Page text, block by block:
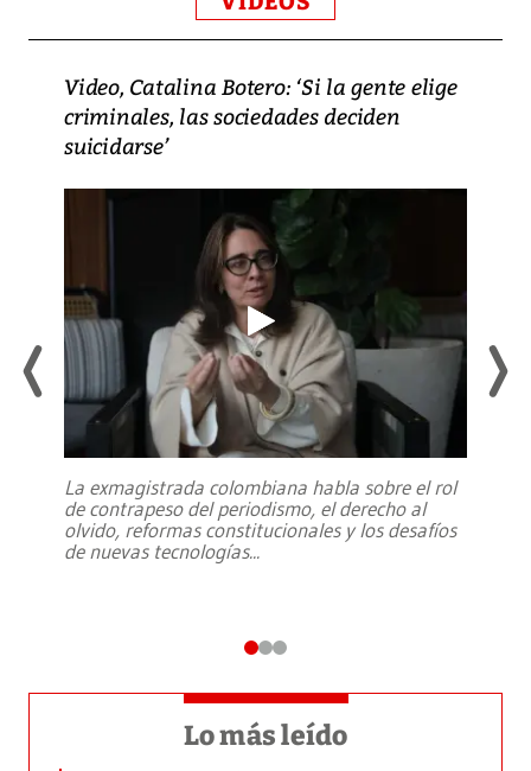
Video, Catalina Botero: ‘Si la gente elige
criminales, las sociedades deciden
suicidarse’
La exmagistrada colombiana habla sobre el rol
de contrapeso del periodismo, el derecho al
olvido, reformas constitucionales y los desafíos
de nuevas tecnologías...
Lo más leído